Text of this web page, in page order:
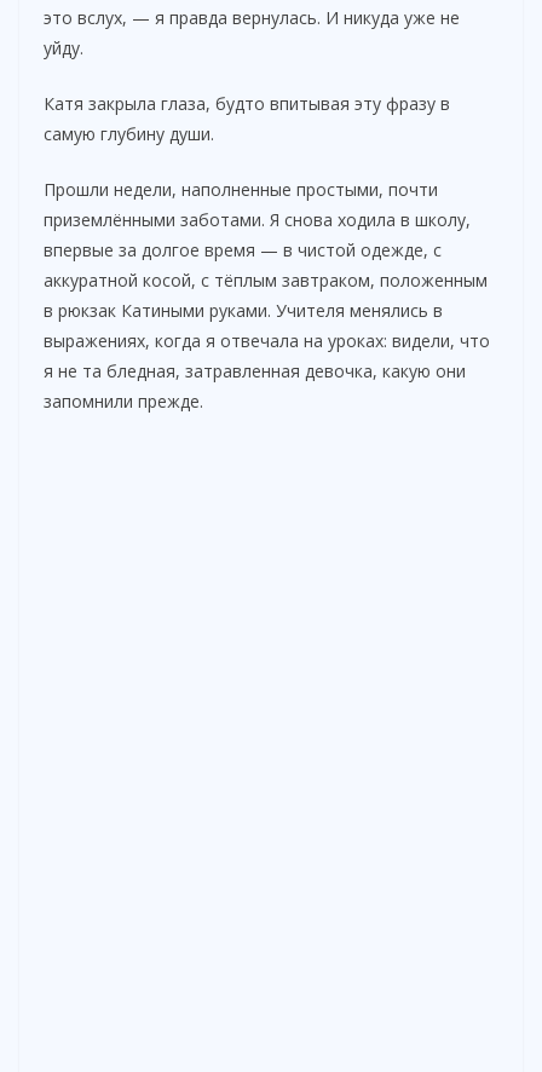
это вслух, — я правда вернулась. И никуда уже не
уйду.
Катя закрыла глаза, будто впитывая эту фразу в
самую глубину души.
Прошли недели, наполненные простыми, почти
приземлёнными заботами. Я снова ходила в школу,
впервые за долгое время — в чистой одежде, с
аккуратной косой, с тёплым завтраком, положенным
в рюкзак Катиными руками. Учителя менялись в
выражениях, когда я отвечала на уроках: видели, что
я не та бледная, затравленная девочка, какую они
запомнили прежде.